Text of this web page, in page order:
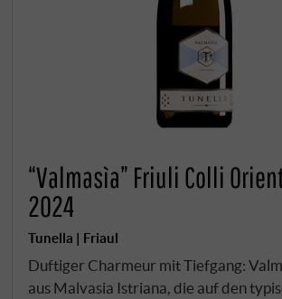
“Valmasìa” Friuli Colli
2024
Tunella | Friaul
Duftiger Charmeur mit Tiefgang:
aus Malvasia Istriana, die auf den